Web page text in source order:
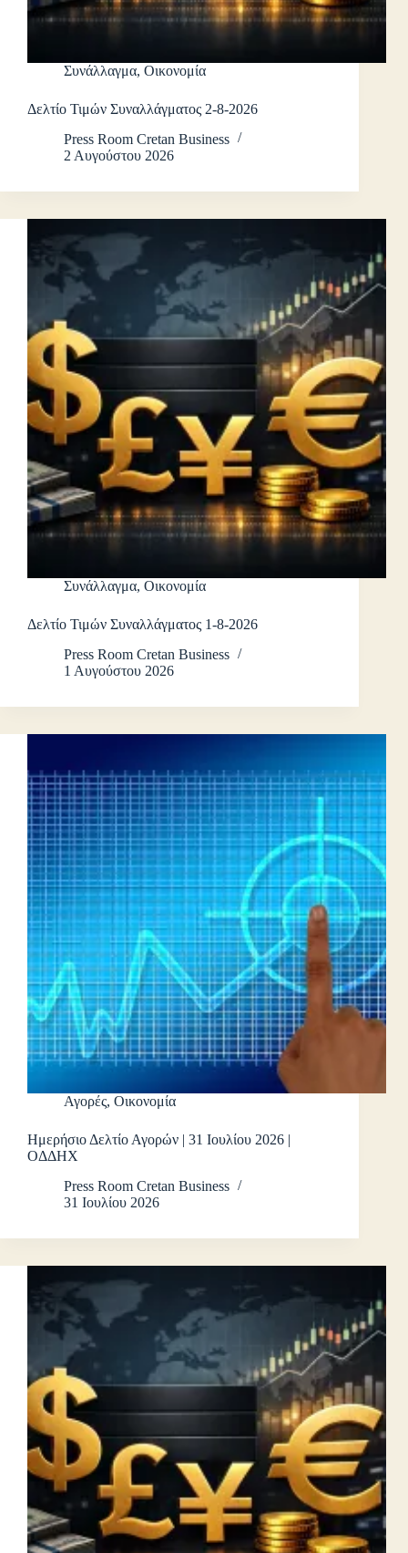
Συνάλλαγμα, Οικονομία
Δελτίο Τιμών Συναλλάγματος 2-8-2026
Press Room Cretan Business
2 Αυγούστου 2026
Συνάλλαγμα, Οικονομία
Δελτίο Τιμών Συναλλάγματος 1-8-2026
Press Room Cretan Business
1 Αυγούστου 2026
Αγορές, Οικονομία
Ημερήσιο Δελτίο Αγορών | 31 Ιουλίου 2026 |
ΟΔΔΗΧ
Press Room Cretan Business
31 Ιουλίου 2026